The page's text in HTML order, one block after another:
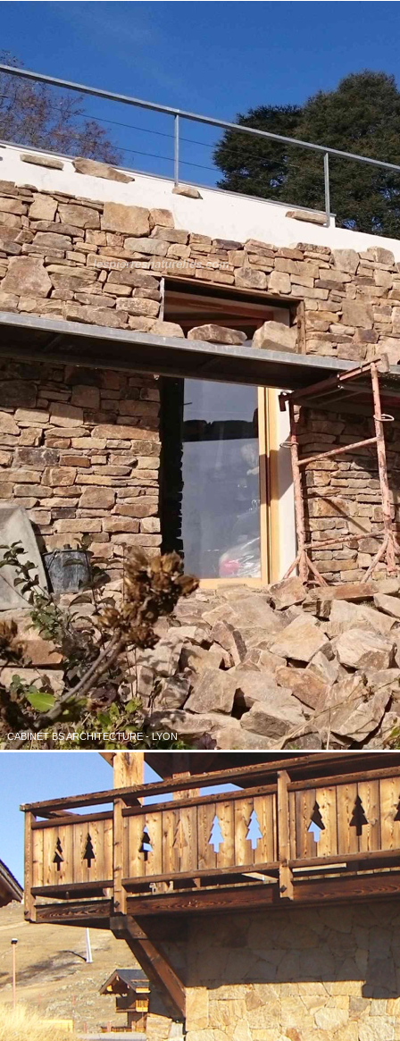
CABINET BS ARCHITECTURE - LYON
lespierresnaturelles.com